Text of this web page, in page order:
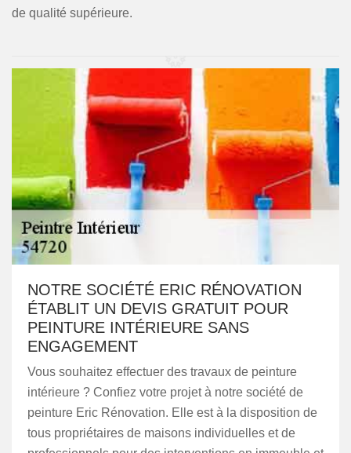
de qualité supérieure.
NOTRE SOCIÉTÉ ERIC RÉNOVATION
ÉTABLIT UN DEVIS GRATUIT POUR
PEINTURE INTÉRIEURE SANS
ENGAGEMENT
Vous souhaitez effectuer des travaux de peinture
intérieure ? Confiez votre projet à notre société de
peinture Eric Rénovation. Elle est à la disposition de
tous propriétaires de maisons individuelles et de